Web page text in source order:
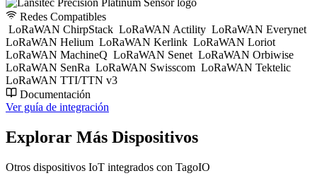
Redes Compatibles
LoRaWAN ChirpStack LoRaWAN Actility LoRaWAN Everynet
LoRaWAN Helium LoRaWAN Kerlink LoRaWAN Loriot
LoRaWAN MachineQ LoRaWAN Senet LoRaWAN Orbiwise
LoRaWAN SenRa LoRaWAN Swisscom LoRaWAN Tektelic
LoRaWAN TTI/TTN v3
Documentación
Ver guía de integración
Explorar Más Dispositivos
Otros dispositivos IoT integrados con TagoIO